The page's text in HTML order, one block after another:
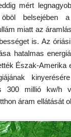
mért
belsejében
miatt az
is. Az
hatalmas
Észak-Amerika
300 millió kw/h
áram ellátását